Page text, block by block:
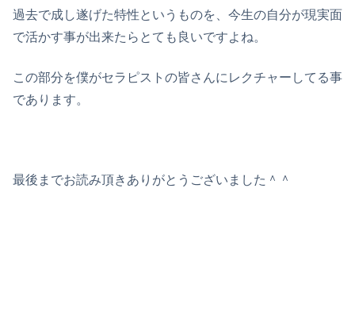
過去で成し遂げた特性というものを、今生の自分が現実面
で活かす事が出来たらとても良いですよね。
この部分を僕がセラピストの皆さんにレクチャーしてる事
であります。
最後までお読み頂きありがとうございました＾＾